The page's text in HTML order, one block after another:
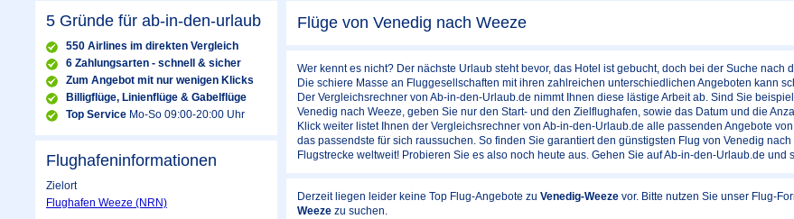
Flüge von Venedig nach Weeze
Wer kennt es nicht? Der nächste Urlaub steht bevor, das Hotel ist gebucht, doch bei der Suche nach
Die schiere Masse an Fluggesellschaften mit ihren zahlreichen unterschiedlichen Angeboten kann
Der Vergleichsrechner von Ab-in-den-Urlaub.de nimmt Ihnen diese lästige Arbeit ab. Sind Sie
Venedig nach Weeze, geben Sie nur den Start- und den Zielflughafen, sowie das Datum und die
Klick weiter listet Ihnen der Vergleichsrechner von Ab-in-den-Urlaub.de alle passenden Angebote
das passendste für sich raussuchen. So finden Sie garantiert den günstigsten Flug von Venedig
Flugstrecke weltweit! Probieren Sie es also noch heute aus. Gehen Sie auf Ab-in-den-Urlaub.de und
Derzeit liegen leider keine Top Flug-Angebote zu Venedig-Weeze vor. Bitte nutzen Sie unser Flug-
Weeze zu suchen.
5 Gründe für ab-in-den-urlaub
550 Airlines im direkten Vergleich
6 Zahlungsarten - schnell & sicher
Zum Angebot mit nur wenigen Klicks
Billigflüge, Linienflüge & Gabelflüge
Top Service Mo-So 09:00-20:00 Uhr
Flughafeninformationen
Zielort
Flughafen Weeze (NRN)